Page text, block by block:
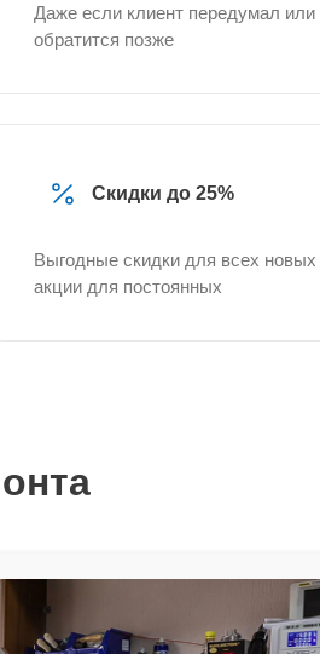
Даже если клиент передумал
обратится позже
Скидки до 25%
Выгодные скидки для всех новых
акции для постоянных